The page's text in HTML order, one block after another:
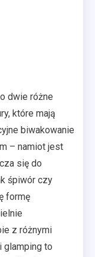
dwie różne
które mają
biwakowanie
– namiot jest
się do
śpiwór czy
formę
z różnymi
glamping to